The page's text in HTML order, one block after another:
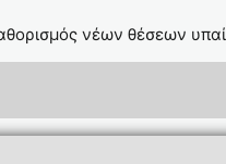
νέων θέσεων